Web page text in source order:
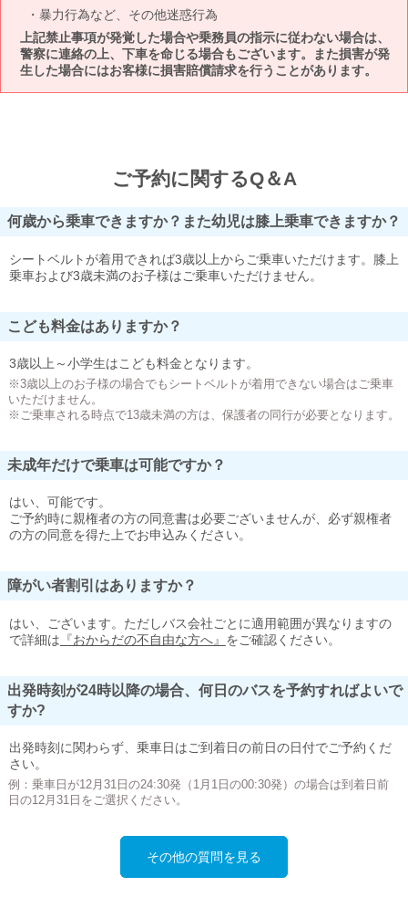
暴力行為など、その他迷惑行為
上記禁止事項が発覚した場合や乗務員の指示に従わない場合は、
警察に連絡の上、下車を命じる場合もございます。また損害が発
生した場合にはお客様に損害賠償請求を行うことがあります。
ご予約に関するQ＆A
何歳から乗車できますか？また幼児は膝上乗車できますか？
シートベルトが着用できれば3歳以上からご乗車いただけます。膝上
乗車および3歳未満のお子様はご乗車いただけません。
こども料金はありますか？
3歳以上～小学生はこども料金となります。
※3歳以上のお子様の場合でもシートベルトが着用できない場合はご乗車
いただけません。
※ご乗車される時点で13歳未満の方は、保護者の同行が必要となります。
未成年だけで乗車は可能ですか？
はい、可能です。
ご予約時に親権者の方の同意書は必要ございませんが、必ず親権者
の方の同意を得た上でお申込みください。
障がい者割引はありますか？
はい、ございます。ただしバス会社ごとに適用範囲が異なりますの
で詳細は 『おからだの不自由な方へ』 をご確認ください。
出発時刻が24時以降の場合、何日のバスを予約すればよいで
すか?
出発時刻に関わらず、乗車日はご到着日の前日の日付でご予約くだ
さい。
例：乗車日が12月31日の24:30発（1月1日の00:30発）の場合は到着日前
日の12月31日をご選択ください。
その他の質問を見る